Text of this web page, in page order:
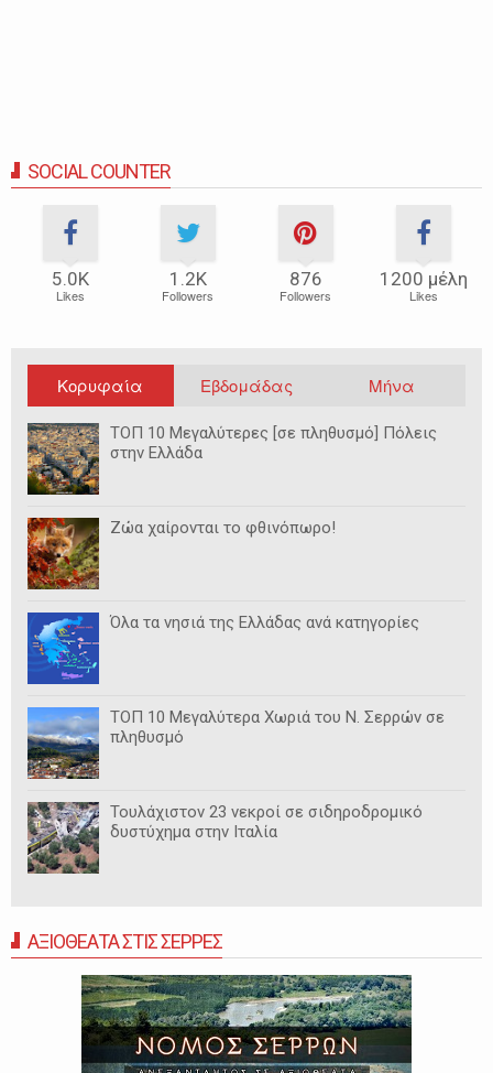
SOCIAL COUNTER
5.0Κ
Likes
1.2Κ
Followers
876
Followers
1200 μέλη
Likes
Κορυφαία Εβδομάδας Μήνα
ΤΟΠ 10 Μεγαλύτερες [σε πληθυσμό] Πόλεις
στην Ελλάδα
Ζώα χαίρονται το φθινόπωρο!
Όλα τα νησιά της Ελλάδας ανά κατηγορίες
ΤΟΠ 10 Μεγαλύτερα Χωριά του Ν. Σερρών σε
πληθυσμό
Τουλάχιστον 23 νεκροί σε σιδηροδρομικό
δυστύχημα στην Ιταλία
ΑΞΙΟΘΕΑΤΑ ΣΤΙΣ ΣΕΡΡΕΣ